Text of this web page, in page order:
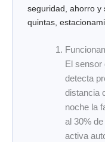
seguridad, ahorro y
quintas,
El sensor
detecta
distancia
noche la
al 30%
activa